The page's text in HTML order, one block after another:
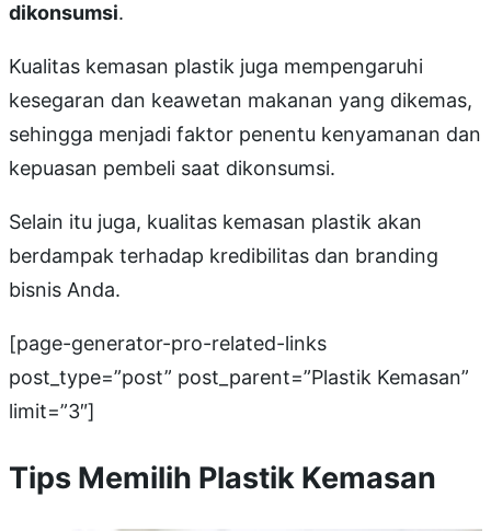
dikonsumsi.
Kualitas kemasan plastik juga mempengaruhi
kesegaran dan keawetan makanan yang dikemas,
sehingga menjadi faktor penentu kenyamanan dan
kepuasan pembeli saat dikonsumsi.
Selain itu juga, kualitas kemasan plastik akan
berdampak terhadap kredibilitas dan branding
bisnis Anda.
[page-generator-pro-related-links
post_type=”post” post_parent=”Plastik Kemasan”
limit=”3″]
Tips Memilih Plastik Kemasan